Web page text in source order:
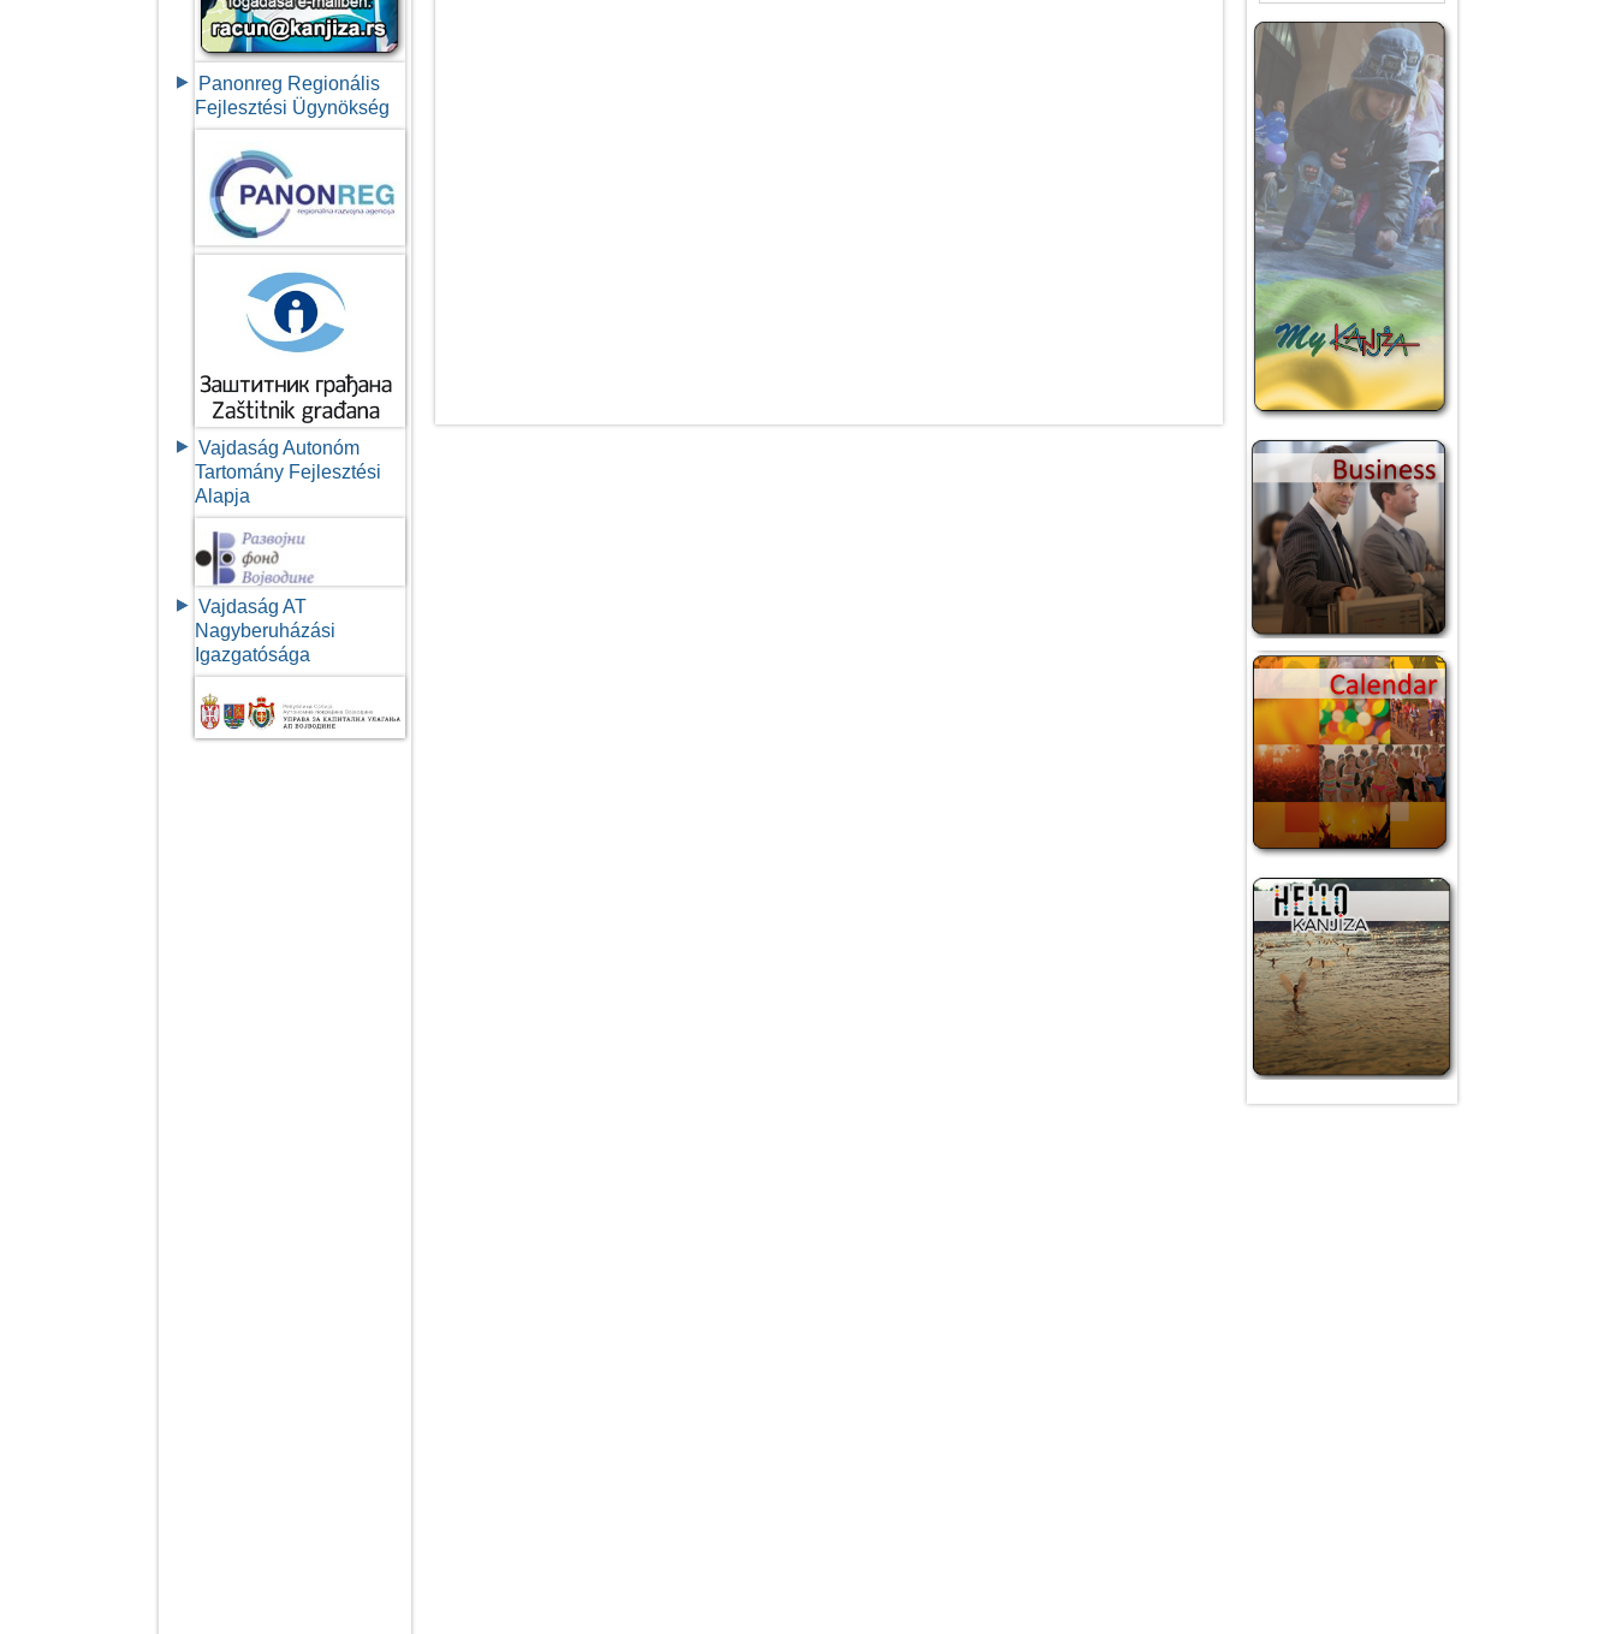
Panonreg Regionális
Fejlesztési Ügynökség
Vajdaság Autonóm
Tartomány Fejlesztési
Alapja
Vajdaság AT
Nagyberuházási
Igazgatósága